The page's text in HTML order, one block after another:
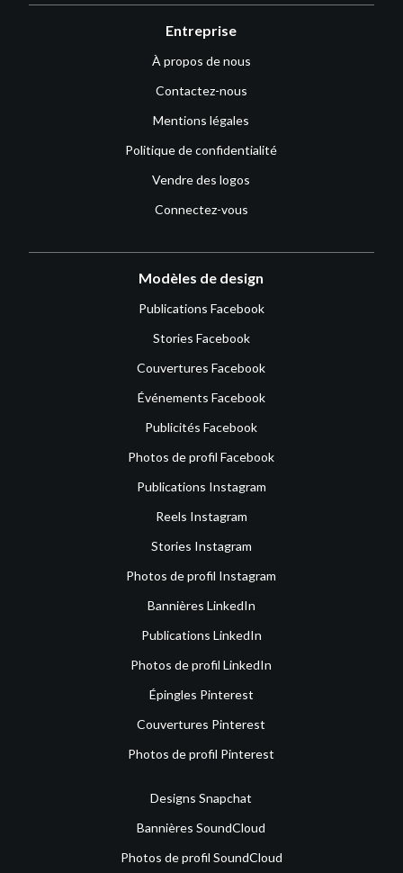
Entreprise
À propos de nous
Contactez-nous
Mentions légales
Politique de confidentialité
Vendre des logos
Connectez-vous
Modèles de design
Publications Facebook
Stories Facebook
Couvertures Facebook
Événements Facebook
Publicités Facebook
Photos de profil Facebook
Publications Instagram
Reels Instagram
Stories Instagram
Photos de profil Instagram
Bannières LinkedIn
Publications LinkedIn
Photos de profil LinkedIn
Épingles Pinterest
Couvertures Pinterest
Photos de profil Pinterest
Designs Snapchat
Bannières SoundCloud
Photos de profil SoundCloud